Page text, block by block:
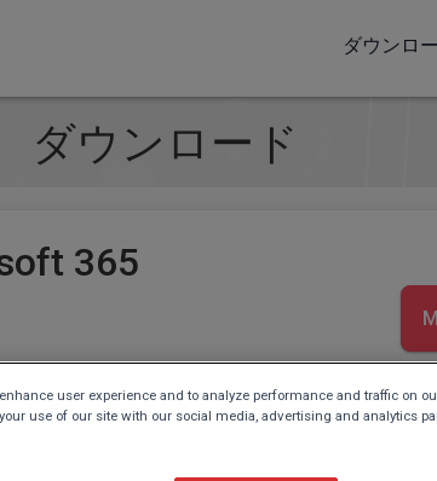
ダウンロ
ダウンロード
365
と PowerPoint
user experience and to analyze performance and traffic on
use of our site with our social media, advertising and analytics